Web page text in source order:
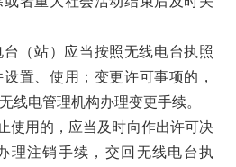
台（站）应当按照无线电台执照
置、使用；变更许可事项的，
线电管理机构办理变更手续。
使用的，应当及时向作出许可决
理注销手续，交回无线电台执